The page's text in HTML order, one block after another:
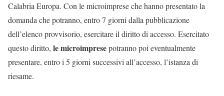
Calabria Europa. Con le microimprese che hanno presentato la
domanda che potranno, entro 7 giorni dalla pubblicazione
dell’elenco provvisorio, esercitare il diritto di accesso. Esercitato
questo diritto, le microimpresepotranno poi eventualmente
presentare, entro i 5 giorni successivi all’accesso, l’istanza di
riesame.